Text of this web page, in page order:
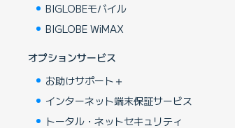
BIGLOBEモバイル
BIGLOBE WiMAX
オプションサービス
お助けサポート＋
インターネット端末保証サービス
トータル・ネットセキュリティ